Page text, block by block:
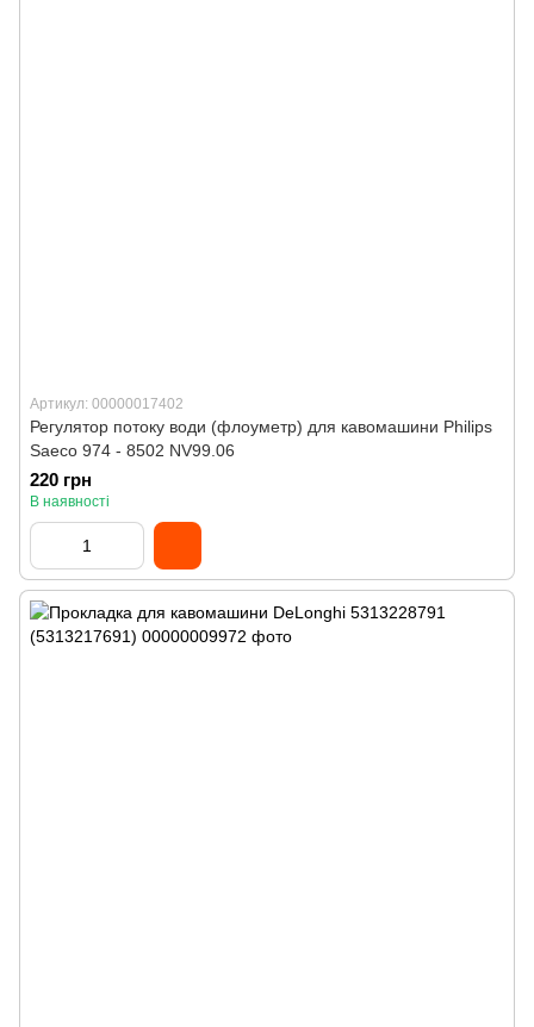
Артикул: 00000017402
Регулятор потоку води (флоуметр) для кавомашини Philips
Saeco 974 - 8502 NV99.06
220 грн
В наявності